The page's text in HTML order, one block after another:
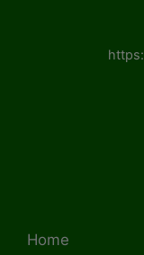
Home